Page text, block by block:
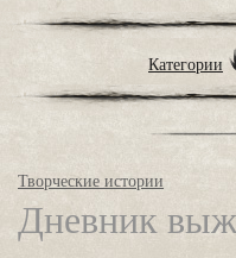
Категории
Творческие истории
Дневник